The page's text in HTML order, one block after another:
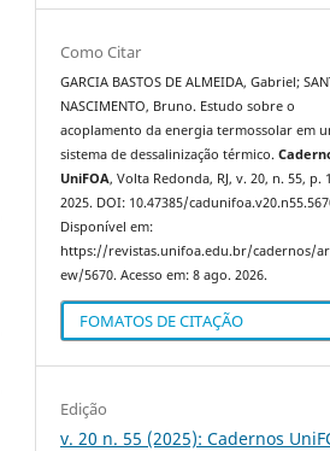
Como Citar
GARCIA BASTOS DE ALMEIDA, Gabriel;
NASCIMENTO, Bruno. Estudo sobre o
acoplamento da energia termossolar em
sistema de dessalinização térmico.
UniFOA, Volta Redonda, RJ, v. 20, n. 55, p.
2025. DOI: 10.47385/
Disponível em:
https://revistas.unifoa.edu.br/cadernos/
ew/5670. Acesso em: 8 ago. 2026.
FOMATOS DE CITAÇÃO
Edição
v. 20 n. 55 (2025): Cadernos